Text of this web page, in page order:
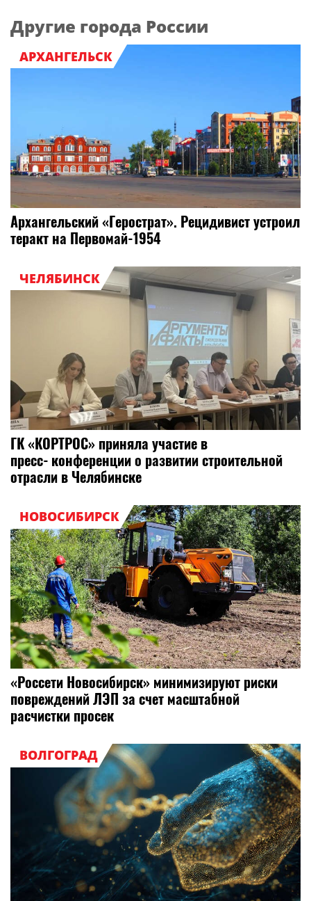
Другие города России
АРХАНГЕЛЬСК
Архангельский «Герострат». Рецидивист устроил
теракт на Первомай-1954
ЧЕЛЯБИНСК
ГК «КОРТРОС» приняла участие в
пресс‑конференции о развитии строительной
отрасли в Челябинске
НОВОСИБИРСК
«Россети Новосибирск» минимизируют риски
повреждений ЛЭП за счет масштабной
расчистки просек
ВОЛГОГРАД